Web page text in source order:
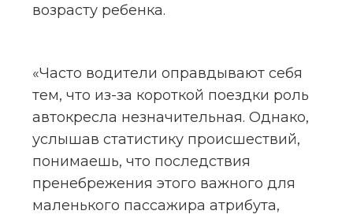
возрасту ребенка.
«Часто водители оправдывают себя
тем, что из-за короткой поездки роль
автокресла незначительная. Однако,
услышав статистику происшествий,
понимаешь, что последствия
пренебрежения этого важного для
маленького пассажира атрибута,